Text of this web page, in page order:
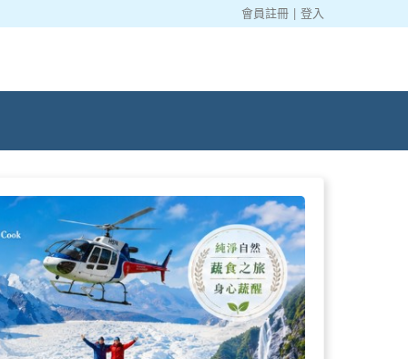
會員註冊 | 登入